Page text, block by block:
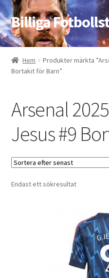
Hoppa
till
navigering
Hoppa
till
innehåll
Billiga
Hem
Bloggar
Hem
Produkter märkta
Bortakit för Barn”
Arsenal
Jesus #9
Endast ett sökresultat